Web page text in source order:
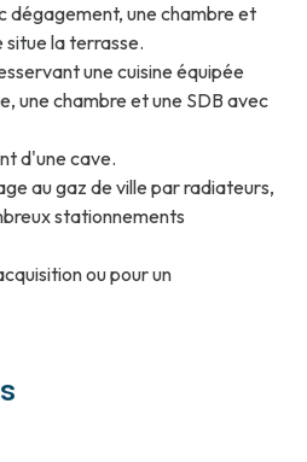
dégagement, une chambre et
situe la terrasse.
une cuisine équipée
une chambre et une SDB avec
d'une cave.
au gaz de ville par radiateurs,
stationnements
ou pour un